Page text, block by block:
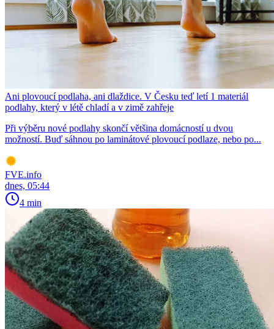
Ani plovoucí podlaha, ani dlaždice. V Česku teď letí 1 materiál
podlahy, který v létě chladí a v zimě zahřeje
Při výběru nové podlahy skončí většina domácností u dvou
možností. Buď sáhnou po laminátové plovoucí podlaze, nebo po...
FVE.info
dnes, 05:44
4 min